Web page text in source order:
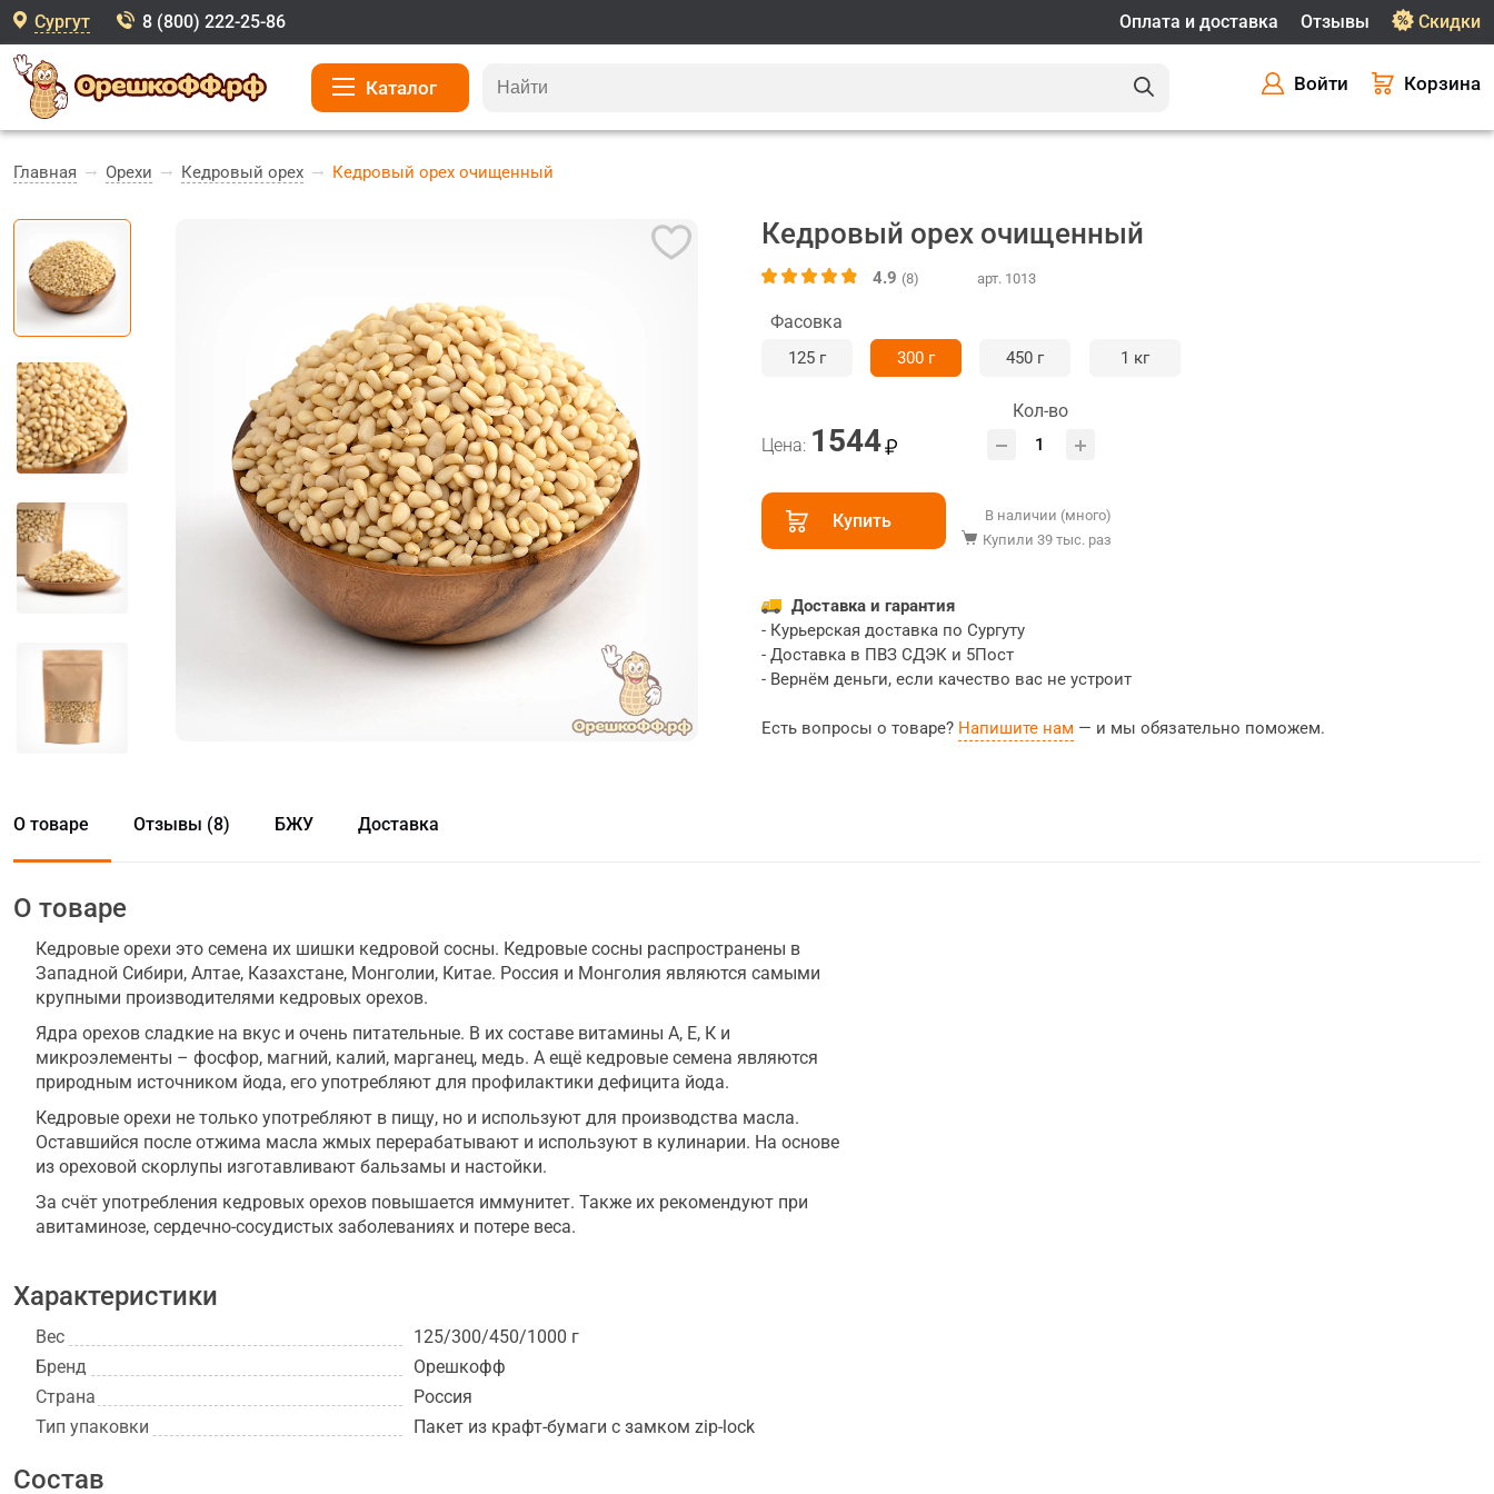
Сургут 8 (800) 222-25-86 Скидки
Отзывы
Оплата и доставка
Каталог Войти Корзина
Главная Орехи Кедровый орех Кедровый орех очищенный
Кедровый орех очищенный
4.9 (8) арт. 1013
Фасовка
125 г 300 г 450 г 1 кг
Цена: 1544
Кол-во
Купить
В наличии (много)
Купили 39 тыс. раз
Доставка и гарантия
- Курьерская доставка по Сургуту
- Доставка в ПВЗ СДЭК и 5Пост
- Вернём деньги, если качество вас не устроит
Есть вопросы о товаре? Напишите нам — и мы обязательно поможем.
О товаре Отзывы (8) БЖУ Доставка
О товаре
Кедровые орехи это семена их шишки кедровой сосны. Кедровые сосны распространены в
Западной Сибири, Алтае, Казахстане, Монголии, Китае. Россия и Монголия являются самыми
крупными производителями кедровых орехов.
Ядра орехов сладкие на вкус и очень питательные. В их составе витамины А, Е, К и
микроэлементы – фосфор, магний, калий, марганец, медь. А ещё кедровые семена являются
природным источником йода, его употребляют для профилактики дефицита йода.
Кедровые орехи не только употребляют в пищу, но и используют для производства масла.
Оставшийся после отжима масла жмых перерабатывают и используют в кулинарии. На основе
из ореховой скорлупы изготавливают бальзамы и настойки.
За счёт употребления кедровых орехов повышается иммунитет. Также их рекомендуют при
авитаминозе, сердечно-сосудистых заболеваниях и потере веса.
Характеристики
Вес
125/300/450/1000 г
Бренд
Орешкофф
Страна
Россия
Тип упаковки
Пакет из крафт-бумаги с замком zip-lock
Состав